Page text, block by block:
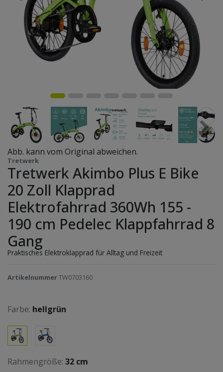
Abb. kann vom Original abweichen.
Tretwerk
Tretwerk Akimbo Plus E Bike
20 Zoll Klapprad
Elektrofahrrad 360Wh 155 -
190 cm Pedelec Klappfahrrad 8
Gang
Praktisches Elektroklapprad für Alltag und Freizeit
ArtikelnummerTW0703160
Farbe: hellgrün
Rahmengröße: 32 cm